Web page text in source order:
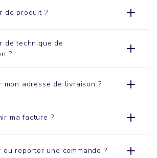
de produit ?
de technique de
?
mon adresse de livraison ?
ma facture ?
reporter une commande ?